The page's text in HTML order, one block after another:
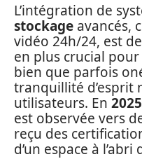
L’intégration de
stockage avancés,
vidéo 24h/24, est
en plus crucial pour
bien que parfois
tranquillité d’esprit
utilisateurs. En 2025
est observée vers
reçu des
d’un espace à l’abri